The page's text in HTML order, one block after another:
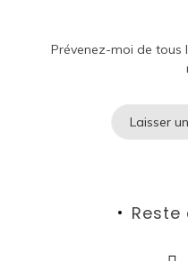
Prévenez-moi de tous